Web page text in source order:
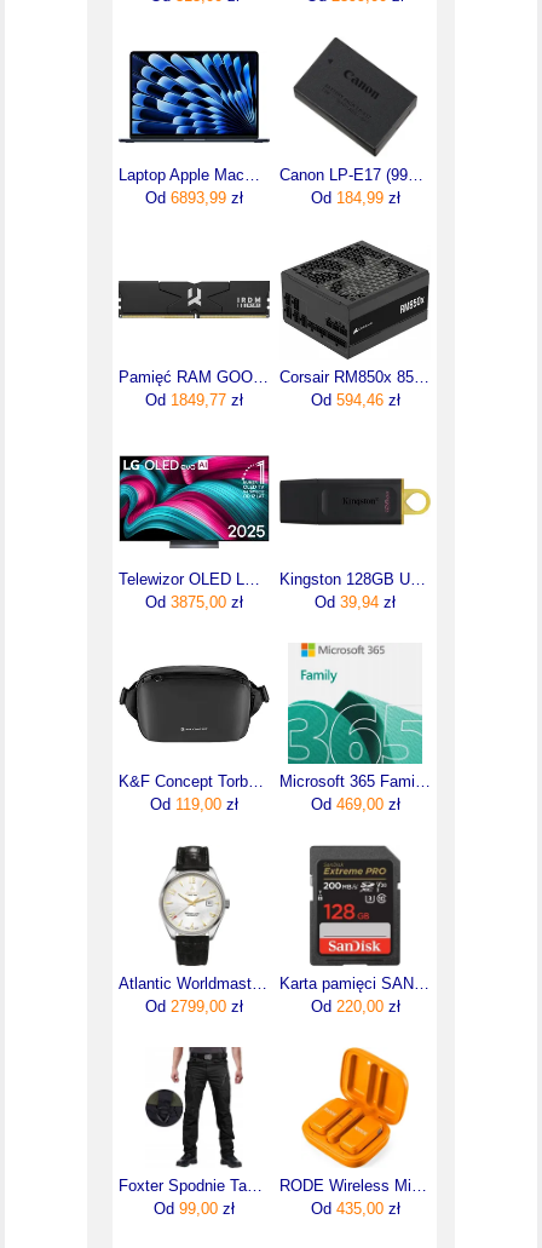
Od 6893,99 zł
Od 184,99zł
Od 1849,77 zł
Od 594,46zł
Od 3875,00 zł
Od 39,94 zł
Od 119,00 zł
Od 469,00zł
Od 2799,00 zł
Od 220,00zł
Od 99,00 zł
Od 435,00zł